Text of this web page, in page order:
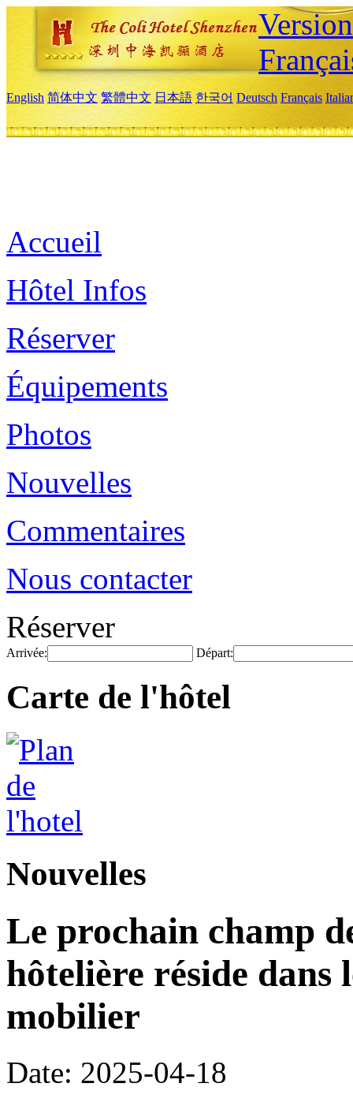
English 简体中文 繁體中文 日本語 한국어 Deutsch Français
Accueil
Hôtel Infos
Réserver
Équipements
Photos
Nouvelles
Commentaires
Nous contacter
Réserver
Arrivée: Départ:
Carte de l'hôtel
Nouvelles
Le prochain champ
hôtelière réside dans
mobilier
Date: 2025-04-18